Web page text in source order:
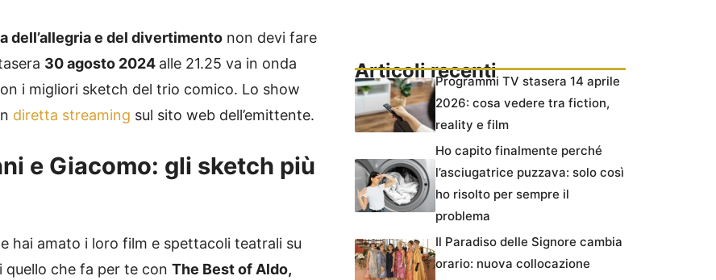
dell’allegria e del divertimento non devi fare
30 agosto 2024 alle 21.25 va in onda
i migliori sketch del trio comico. Lo show
diretta streaming sul sito web dell’emittente.
e Giacomo: gli sketch più
hai amato i loro film e spettacoli teatrali su
quello che fa per te con The Best of Aldo,
Articoli recentiProgrammi TV stasera 14 aprile
2026: cosa vedere tra fiction,
reality e film
Ho capito finalmente perché
l’asciugatrice puzzava: solo così
ho risolto per sempre il
problema
Il Paradiso delle Signore cambia
orario: nuova collocazione